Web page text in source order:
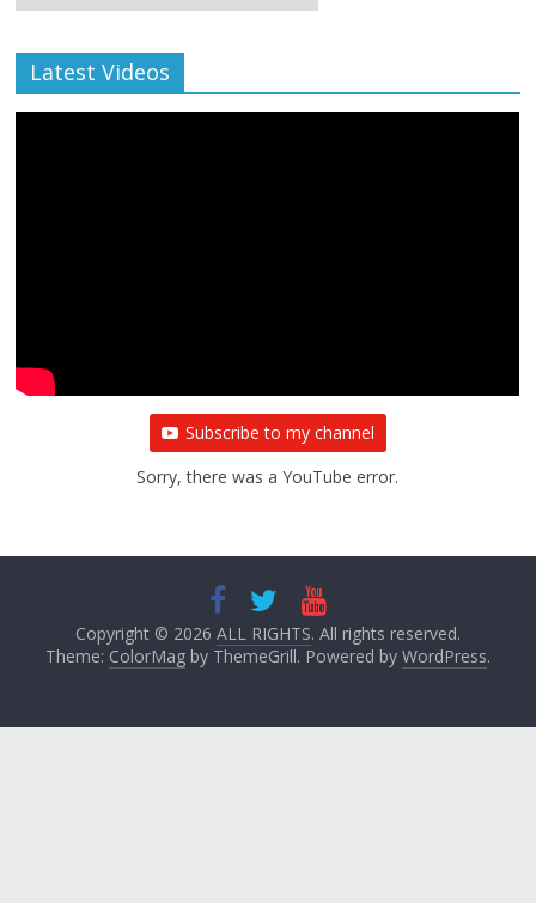
Archive
Latest Videos
Subscribe to my channel
Sorry, there was a YouTube error.
Copyright © 2026 ALL RIGHTS. All rights reserved.
Theme: ColorMagby ThemeGrill. Powered by WordPress.